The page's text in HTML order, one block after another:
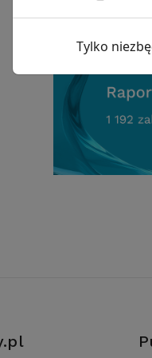
Tylko